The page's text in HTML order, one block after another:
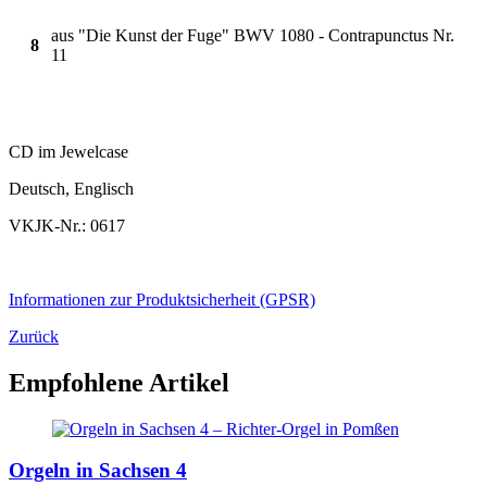
8
aus "Die Kunst der Fuge" BWV 1080 - Contrapunctus Nr.
11
CD im Jewelcase
Deutsch, Englisch
VKJK-Nr.: 0617
Informationen zur Produktsicherheit (GPSR)
Zurück
Empfohlene Artikel
Orgeln in Sachsen 4